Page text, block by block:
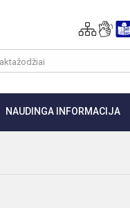
NAUDINGA INFORMACIJA